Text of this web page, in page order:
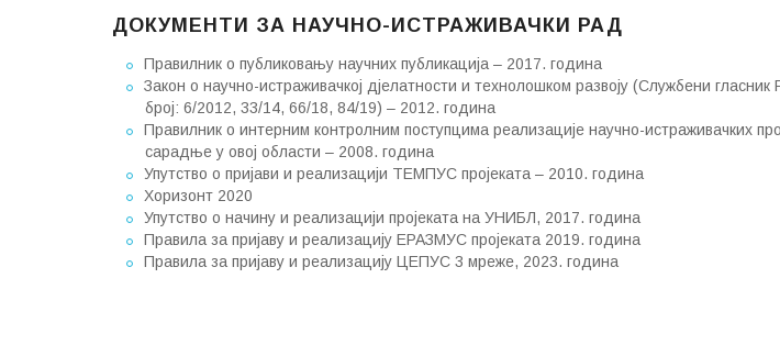
ДОКУМЕНТИ ЗА НАУЧНО-ИСТРАЖИВАЧКИ РАД
Правилник о публиковању научних публикација – 2017. година
Закон о научно-истраживачкој дјелатности и технолошком развоју (Службени гласник
број: 6/2012, 33/14, 66/18, 84/19) – 2012. година
Правилник о интерним контролним поступцима реализације научно-истраживачких
сарадње у овој области – 2008. година
Упутство о пријави и реализацији ТЕМПУС пројеката – 2010. година
Хоризонт 2020
Упутство о начину и реализацији пројеката на УНИБЛ, 2017. година
Правила за пријаву и реализацију ЕРАЗМУС пројеката 2019. година
Правила за пријаву и реализацију ЦЕПУС 3 мреже, 2023. година